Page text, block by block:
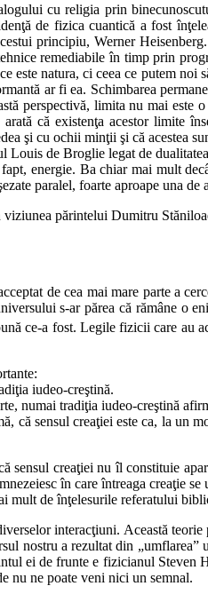
cu religia prin
de fizica cuantică a fost
principiu, Werner
remediabile în timp prin
este natura, ci ceea ce putem
ar fi ea. Schimbarea
perspectivă, limita nu mai
că existenţa acestor limite
şi cu ochii minţii şi că acestea
de Broglie legat de
energie. Ba chiar mai mult
paralel, foarte aproape una
părintelui Dumitru
de cea mai mare parte a
s-ar părea că rămâne
ce-a fost. Legile fizicii care au
iudeo-creştină.
numai tradiţia iudeo-creştină
sensul creaţiei este ca, la un
sensul creaţiei nu îl constituie
în care întreaga creaţie se
mult de înţelesurile referatului
interacţiuni. Această
nostru a rezultat din
ei de frunte e fizicianul
nu ne poate veni nici un semnal.